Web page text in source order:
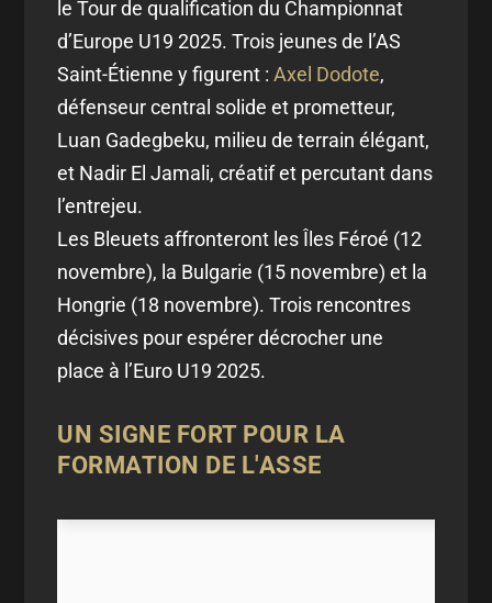
le Tour de qualification du Championnat
d’Europe U19 2025. Trois jeunes de l’AS
Saint-Étienne y figurent :Axel Dodote,
défenseur central solide et prometteur,
Luan Gadegbeku, milieu de terrain élégant,
et Nadir El Jamali, créatif et percutant dans
l’entrejeu.
Les Bleuets affronteront les Îles Féroé (12
novembre), la Bulgarie (15 novembre) et la
Hongrie (18 novembre). Trois rencontres
décisives pour espérer décrocher une
place à l’Euro U19 2025.
UN SIGNE FORT POUR LA
FORMATION DE L'ASSE